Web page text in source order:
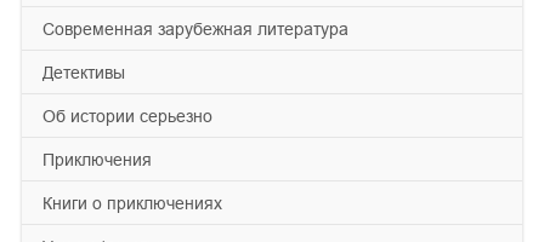
современная зарубежная литература
детективы
об истории серьезно
приключения
книги о приключениях